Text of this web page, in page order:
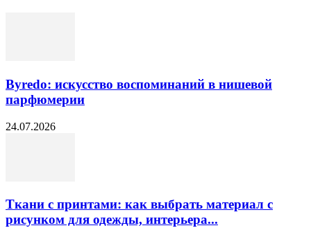
Byredo: искусство воспоминаний в нишевой
парфюмерии
24.07.2026
Ткани с принтами: как выбрать материал с
рисунком для одежды, интерьера...